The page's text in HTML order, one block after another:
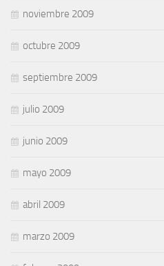
noviembre 2009
octubre 2009
septiembre 2009
julio 2009
junio 2009
mayo 2009
abril 2009
marzo 2009